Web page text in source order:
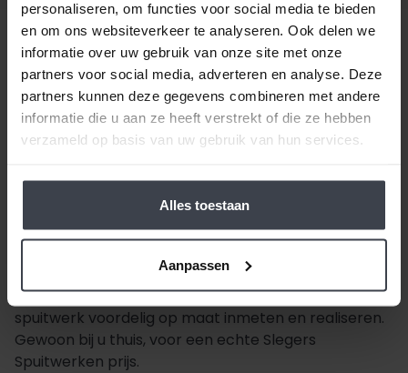
personaliseren, om functies voor social media te bieden
en om ons websiteverkeer te analyseren. Ook delen we
informatie over uw gebruik van onze site met onze
partners voor social media, adverteren en analyse. Deze
partners kunnen deze gegevens combineren met andere
informatie die u aan ze heeft verstrekt of die ze hebben
verzameld op basis van uw gebruik van hun services.
Alles toestaan
Aanpassen
Beste klant, wanneer alles duurder wordt,houden
wij de prijzen laag.Daarom zijn al onze extra
services gratis of goed betaalbaar. Wilt u pas
volgend jaar uw woning laten stucen, dunpleisteren
spreken we samen met u een vaste prijs af en
houden wij ons aan de gemaakte prijsafspraak vanaf
de dag dat uw offerte getekend is -ongeacht de
. Op zoek naar nóg meer gemak voor
een goede prijs, laat dan je stucwerk, pleisterwerk of
spuitwerk voordelig op maat inmeten en realiseren.
Gewoon bij u thuis, voor een echte Slegers
Spuitwerken prijs.